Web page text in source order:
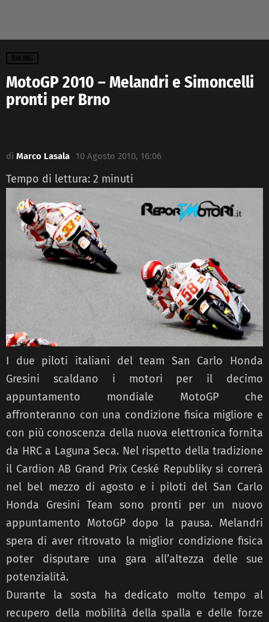
RACING
MotoGP 2010 – Melandri e Simoncelli
pronti per Brno
di Marco Lasala 10 Agosto 2010, 16:06
Tempo di lettura: 2 minuti
I due piloti italiani del team San Carlo Honda
Gresini scaldano i motori per il decimo
appuntamento mondiale MotoGP che
affronteranno con una condizione fisica migliore e
con più conoscenza della nuova elettronica fornita
da HRC a Laguna Seca. Nel rispetto della tradizione
il Cardion AB Grand Prix Ceské Republiky si correrà
nel bel mezzo di agosto e i piloti del San Carlo
Honda Gresini Team sono pronti per un nuovo
appuntamento MotoGP dopo la pausa. Melandri
spera di aver ritrovato la miglior condizione fisica
poter disputare una gara all’altezza delle sue
potenzialità.
Durante la sosta ha dedicato molto tempo al
recupero della mobilità della spalla e delle forze